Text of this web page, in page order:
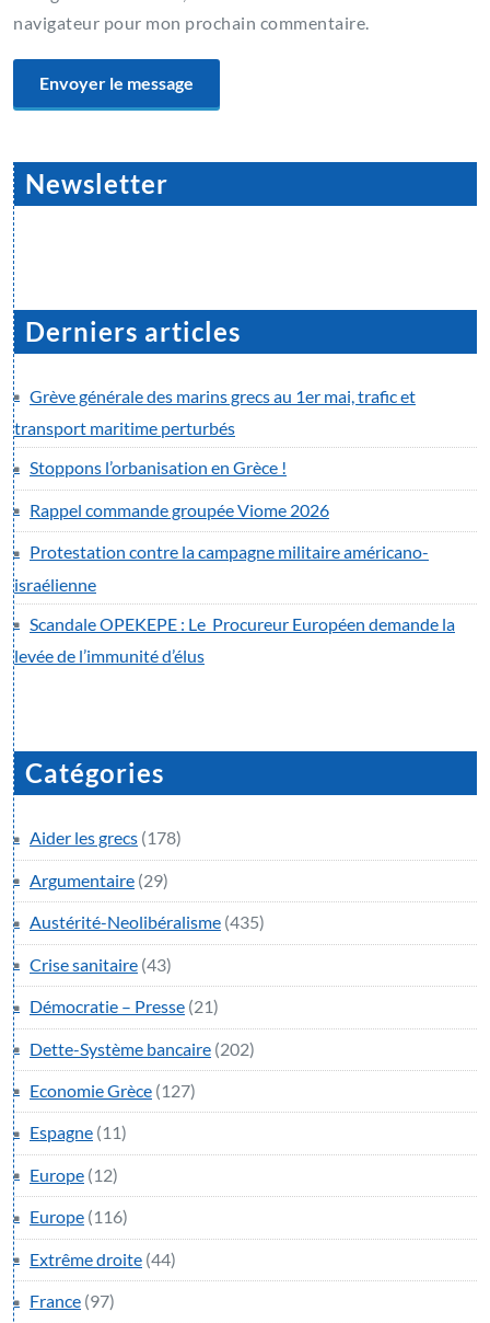
navigateur pour mon prochain commentaire.
Newsletter
Derniers articles
Grève générale des marins grecs au 1er mai, trafic et
transport maritime perturbés
Stoppons l’orbanisation en Grèce !
Rappel commande groupée Viome 2026
Protestation contre la campagne militaire américano-
israélienne
Scandale OPEKEPE : Le Procureur Européen demande la
levée de l’immunité d’élus
Catégories
Aider les grecs (178)
Argumentaire (29)
Austérité-Neolibéralisme (435)
Crise sanitaire (43)
Démocratie – Presse (21)
Dette-Système bancaire (202)
Economie Grèce (127)
Espagne (11)
Europe (12)
Europe (116)
Extrême droite (44)
France (97)